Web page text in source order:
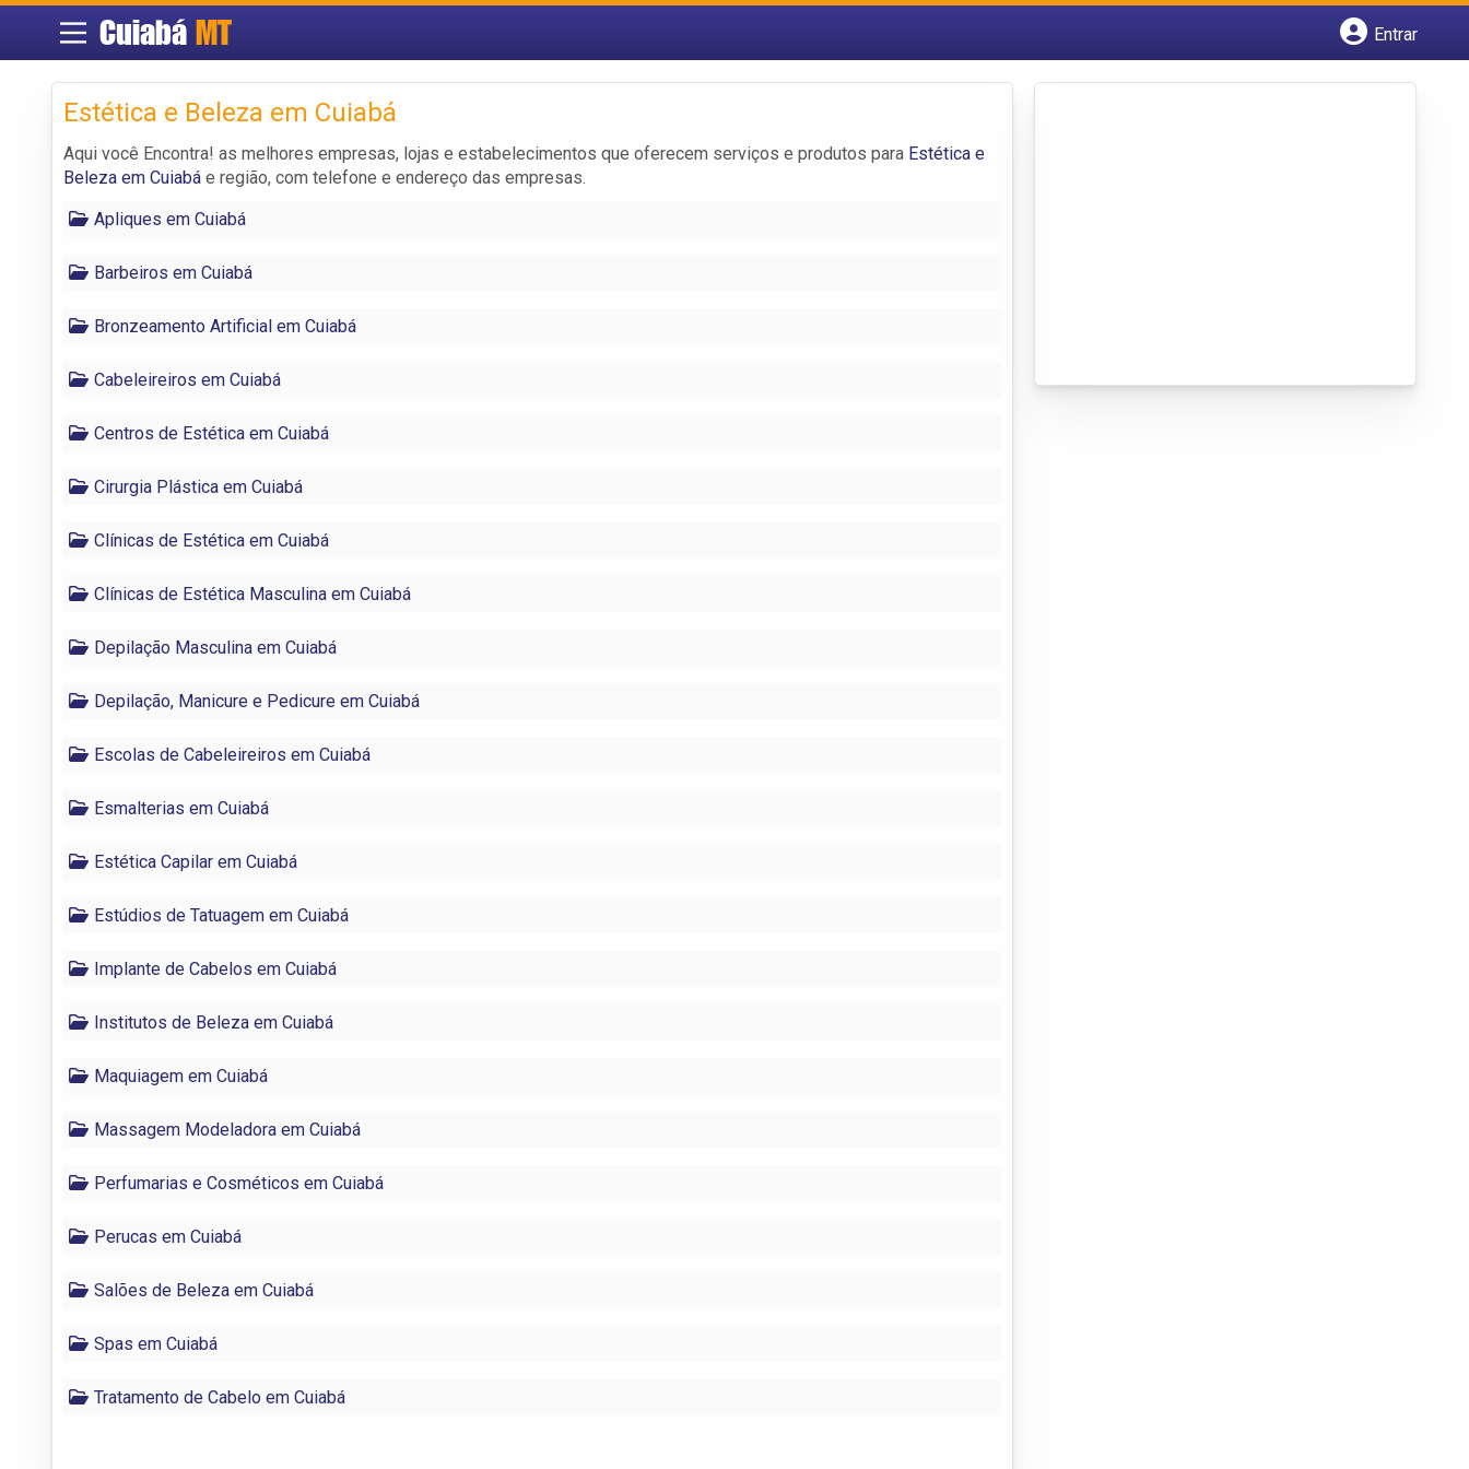
Cuiabá MT
Entrar
Estética e Beleza em Cuiabá
Aqui você Encontra! as melhores empresas, lojas e estabelecimentos que oferecem serviços e produtos para Estética e
Beleza em Cuiabá e região, com telefone e endereço das empresas.
Apliques em Cuiabá
Barbeiros em Cuiabá
Bronzeamento Artificial em Cuiabá
Cabeleireiros em Cuiabá
Centros de Estética em Cuiabá
Cirurgia Plástica em Cuiabá
Clínicas de Estética em Cuiabá
Clínicas de Estética Masculina em Cuiabá
Depilação Masculina em Cuiabá
Depilação, Manicure e Pedicure em Cuiabá
Escolas de Cabeleireiros em Cuiabá
Esmalterias em Cuiabá
Estética Capilar em Cuiabá
Estúdios de Tatuagem em Cuiabá
Implante de Cabelos em Cuiabá
Institutos de Beleza em Cuiabá
Maquiagem em Cuiabá
Massagem Modeladora em Cuiabá
Perfumarias e Cosméticos em Cuiabá
Perucas em Cuiabá
Salões de Beleza em Cuiabá
Spas em Cuiabá
Tratamento de Cabelo em Cuiabá